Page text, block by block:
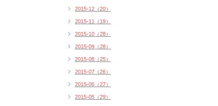
2015-12（20）
2015-11（19）
2015-10（28）
2015-09（28）
2015-08（25）
2015-07（26）
2015-06（27）
2015-05（29）